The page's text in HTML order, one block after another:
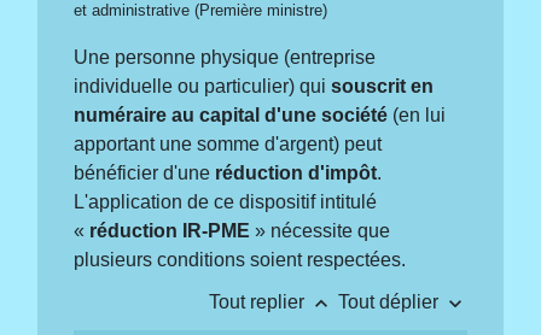
et administrative (Première ministre)
Une personne physique (entreprise
individuelle ou particulier) quisouscrit en
numéraire au capital d'une société (en lui
apportant une somme d'argent) peut
bénéficier d'une réduction d'impôt.
L'application de ce dispositif intitulé
« réduction IR-PME » nécessite que
plusieurs conditions soient respectées.
Tout replier keyboard_arrow_up Tout déplier keyboard_arrow_down